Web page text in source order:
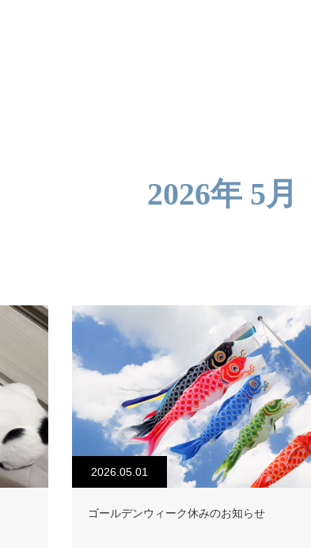
2026年 5月
2026.05.01
ゴールデンウィーク休みのお知らせ